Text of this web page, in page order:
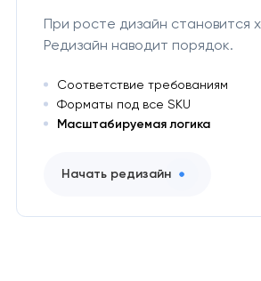
При росте дизайн становится
Редизайн наводит порядок.
Соответствие требованиям
Форматы под все SKU
Масштабируемая логика
Начать редизайн